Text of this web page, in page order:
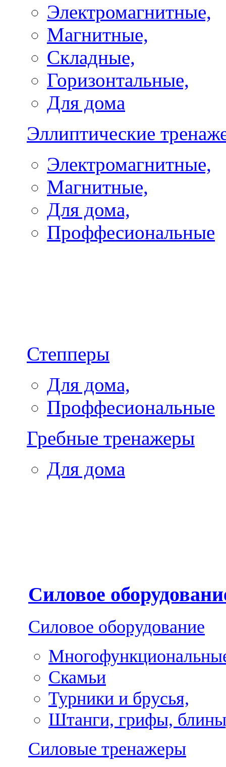
Электромагнитные,
Магнитные,
Складные,
Горизонтальные,
Для дома
Эллиптические
Электромагнитные,
Магнитные,
Для дома,
Проффесиональные
Степперы
Для дома,
Проффесиональные
Гребные тренажеры
Для дома
Силовое
Силовое оборудование
Скамьи
Турники и брусья,
Штанги, грифы,
Силовые тренажеры